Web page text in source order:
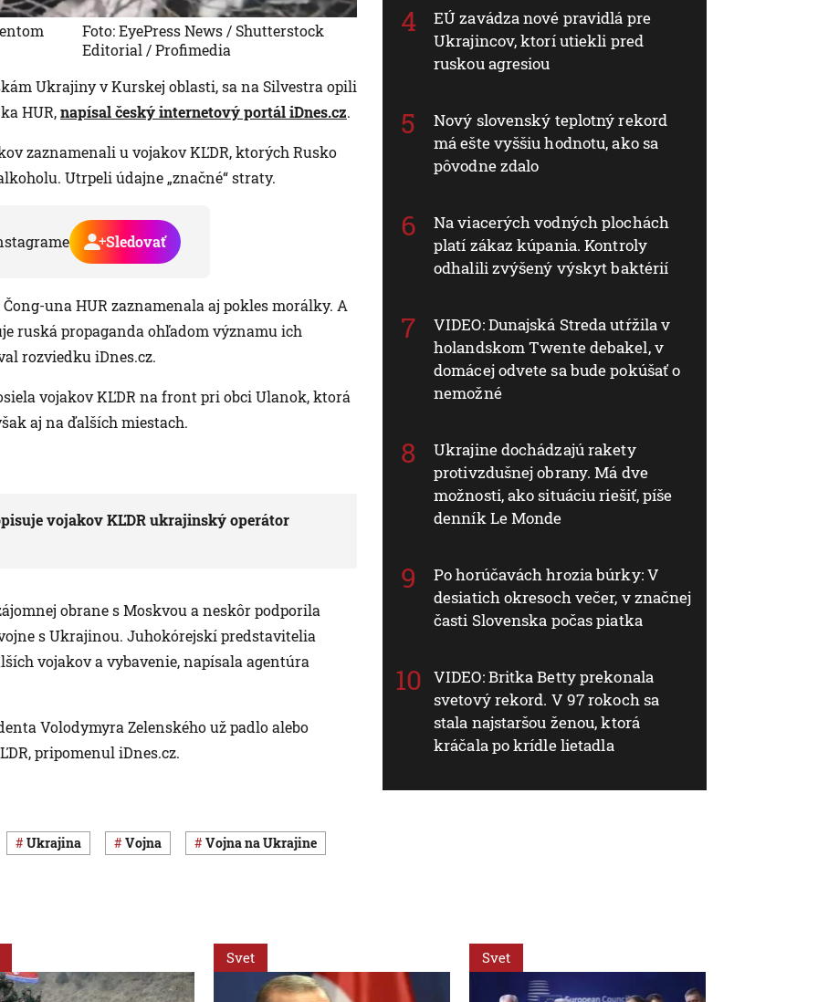
Foto: EyePress News / Shutterstock
Editorial / Profimedia
Ukrajiny v Kurskej oblasti, sa na Silvestra opili
HUR,napísal český internetový portál iDnes.cz.
zaznamenali u vojakov KĽDR, ktorých Rusko
Utrpeli údajne „značné“ straty.
Sledovať
una HUR zaznamenala aj pokles morálky. A
ruská propaganda ohľadom významu ich
rozviedku iDnes.cz.
vojakov KĽDR na front pri obci Ulanok, ktorá
aj na ďalších miestach.
vojakov KĽDR ukrajinský operátor
obrane s Moskvou a neskôr podporila
s Ukrajinou. Juhokórejskí predstavitelia
vojakov a vybavenie, napísala agentúra
Volodymyra Zelenského už padlo alebo
pripomenul iDnes.cz.
Ukrajina vojna vojna na Ukrajine
EÚ zavádza nové pravidlá pre
Ukrajincov, ktorí utiekli pred
ruskou agresiou
Nový slovenský teplotný rekord
má ešte vyššiu hodnotu, ako sa
pôvodne zdalo
Na viacerých vodných plochách
platí zákaz kúpania. Kontroly
odhalili zvýšený výskyt baktérií
VIDEO: Dunajská Streda utŕžila v
holandskom Twente debakel, v
domácej odvete sa bude pokúšať o
nemožné
Ukrajine dochádzajú rakety
protivzdušnej obrany. Má dve
možnosti, ako situáciu riešiť, píše
denník Le Monde
Po horúčavách hrozia búrky: V
desiatich okresoch večer, v značnej
časti Slovenska počas piatka
VIDEO: Britka Betty prekonala
svetový rekord. V 97 rokoch sa
stala najstaršou ženou, ktorá
kráčala po krídle lietadla
Svet Svet